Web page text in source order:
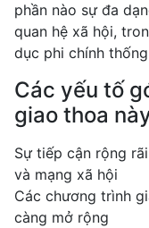
phần nào sự đa
quan hệ xã hội,
dục phi chính
Các yếu tố
giao thoa
Sự tiếp cận rộng
và mạng xã hội
Các chương trình
càng mở rộng